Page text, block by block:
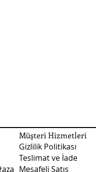
Müşteri Hizmetleri
Gizlilik Politikası
Teslimat ve İade
Mesafeli Satış